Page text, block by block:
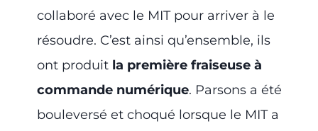
collaboré avec le MIT pour arriver à le
résoudre. C’est ainsi qu’ensemble, ils
ont produit la première fraiseuse à
commande numérique. Parsons a été
bouleversé et choqué lorsque le MIT a